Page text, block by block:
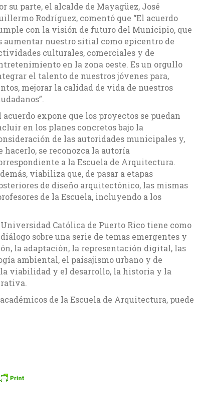
su parte, el alcalde de Mayagüez, José
Rodríguez, comentó que “El acuerdo
con la visión de futuro del Municipio, que
aumentar nuestro sitial como epicentro de
culturales, comerciales y de
en la zona oeste. Es un orgullo
el talento de nuestros jóvenes para,
mejorar la calidad de vida de nuestros
acuerdo expone que los proyectos se puedan
en los planes concretos bajo la
de las autoridades municipales y,
hacerlo, se reconozca la autoría
a la Escuela de Arquitectura.
viabiliza que, de pasar a etapas
de diseño arquitectónico, las mismas
de la Escuela, incluyendo a los
Católica de Puerto Rico tiene como
sobre una serie de temas emergentes y
la adaptación, la representación digital, las
ambiental, el paisajismo urbano y de
viabilidad y el desarrollo, la historia y la
de la Escuela de Arquitectura, puede